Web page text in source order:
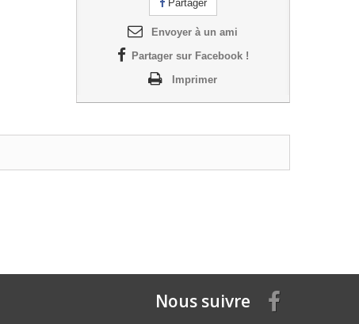
Partager
Envoyer à un ami
Partager sur Facebook !
Imprimer
Nous suivre